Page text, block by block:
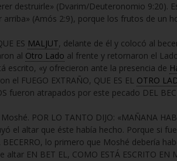
destruirle» (Dvarim/Deuteronomio 9:20).
(Amós 2:9), porque los frutos de un
ES MALJUT, delante de él y colocó al
al Otro Lado al frente y retornaron el
escrito, «y ofrecieron ante la presencia de
el FUEGO EXTRAÑO, QUE ES EL OTRO
fueron atrapados por este pecado DEL
POR LO TANTO DIJO: «MAÑANA
el altar que éste había hecho. Porque si
BECERRO, lo primero que Moshé debería
EN BET EL, COMO ESTÁ ESCRITO EN